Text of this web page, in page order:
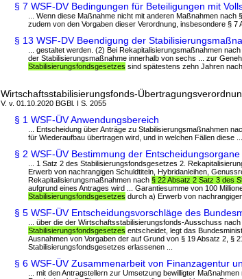
§ 7 WSF-DV Bedingungen für Beteiligungen mit
... Wenn diese Maßnahme nicht mit anderen Maßnahmen nach
zudem von den Vorgaben dieser Verordnung, insbesondere § 7
§ 13 WSF-DV Beendigung der
... gestaltet werden. (2) Bei Rekapitalisierungsmaßnahmen nach
der Stabilisierungsmaßnahme innerhalb von sechs ... zur
Stabilisierungsfondsgesetzes sind spätestens zehn Jahren
Wirtschaftsstabilisierungsfonds-
V. v. 01.10.2020 BGBl. I S. 2055
§ 1 WSF-ÜV Anwendungsbereich
... Entscheidung über Anträge zu Stabilisierungsmaßnahmen
für Wiederaufbau übertragen wird, und in welchen Fällen diese ...
§ 2 WSF-ÜV Bestimmung der Entscheidungsorgane
... 1 Satz 2 des Stabilisierungsfondsgesetzes 2.
Erwerb von nachrangigen Schuldtiteln, Hybridanleihen,
Rekapitalisierungsmaßnahmen nach § 22 Absatz 2 Satz 3 des
aufgrund eines Antrages wird ... Garantiesumme von 100
Stabilisierungsfondsgesetzes durch a) Erwerb von
§ 5 WSF-ÜV Entscheidungsvorschläge des
... über die der Wirtschaftsstabilisierungsfonds-Ausschuss
Stabilisierungsfondsgesetzes entscheidet, legt das
Ausnahmen von Vorgaben der auf Grund von § 19 Absatz 2, §
Stabilisierungsfondsgesetzes erlassenen ...
§ 6 WSF-ÜV Zusammenarbeit von Finanzagentur
... mit den Antragstellern zur Umsetzung bewilligter